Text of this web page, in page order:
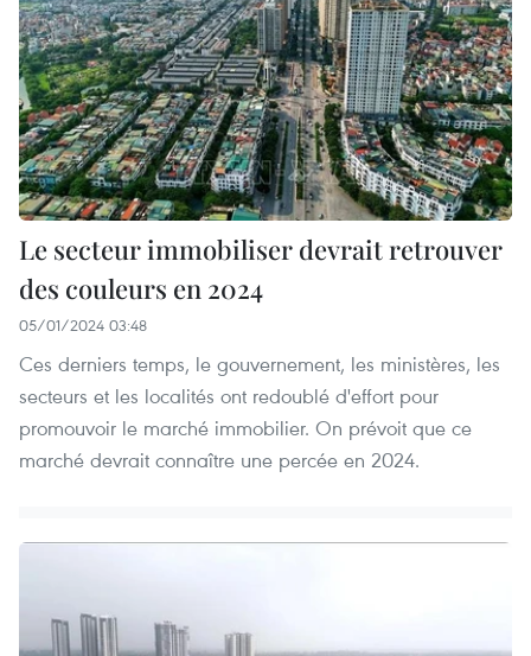
Le secteur immobiliser devrait retrouver
des couleurs en 2024
05/01/2024 03:48
Ces derniers temps, le gouvernement, les ministères, les
secteurs et les localités ont redoublé d'effort pour
promouvoir le marché immobilier. On prévoit que ce
marché devrait connaître une percée en 2024.